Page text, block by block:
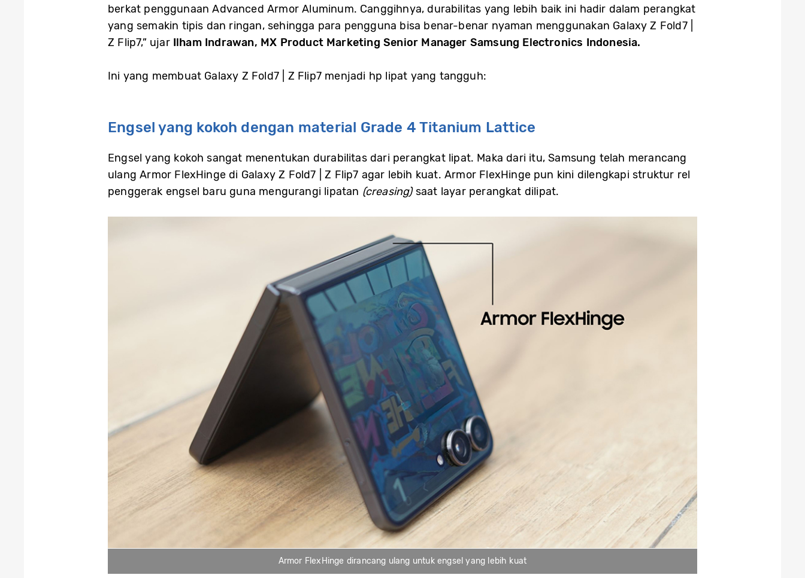
berkat penggunaan Advanced Armor Aluminum. Canggihnya, durabilitas yang lebih baik ini hadir dalam perangkat
yang semakin tipis dan ringan, sehingga para pengguna bisa benar-benar nyaman menggunakan Galaxy Z Fold7 |
Z Flip7,” ujar Ilham Indrawan, MX Product Marketing Senior Manager Samsung Electronics Indonesia.
Ini yang membuat Galaxy Z Fold7 | Z Flip7 menjadi hp lipat yang tangguh:
Engsel yang kokoh dengan material Grade 4 Titanium Lattice
Engsel yang kokoh sangat menentukan durabilitas dari perangkat lipat. Maka dari itu, Samsung telah merancang
ulang Armor FlexHinge di Galaxy Z Fold7 | Z Flip7 agar lebih kuat. Armor FlexHinge pun kini dilengkapi struktur rel
penggerak engsel baru guna mengurangi lipatan (creasing)saat layar perangkat dilipat.
Armor FlexHinge dirancang ulang untuk engsel yang lebih kuat